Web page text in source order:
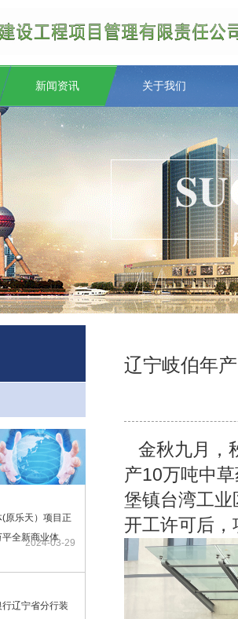
新闻资讯 关于我们
原乐天）项目正
全新商业体
2024-03-29
辽宁省分行装
辽宁岐伯年
金秋九月，
产10万吨中
堡镇台湾工
开工许可后